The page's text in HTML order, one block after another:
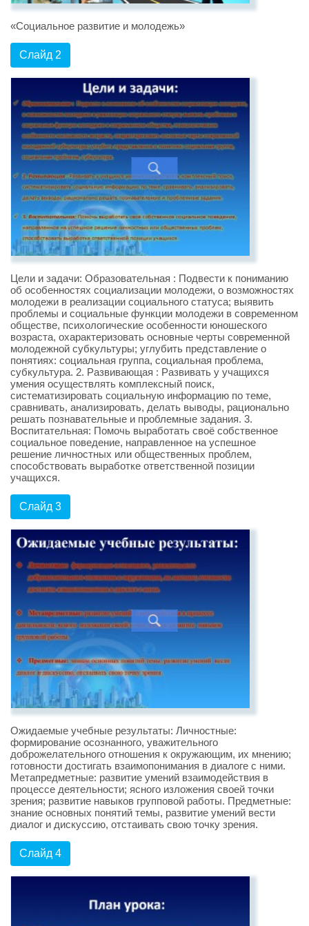
«Социальное развитие и молодежь»
Слайд 2
Цели и задачи: Образовательная : Подвести к пониманию
об особенностях социализации молодежи, о возможностях
молодежи в реализации социального статуса; выявить
проблемы и социальные функции молодежи в современном
обществе, психологические особенности юношеского
возраста, охарактеризовать основные черты современной
молодежной субкультуры; углубить представление о
понятиях: социальная группа, социальная проблема,
субкультура. 2. Развивающая : Развивать у учащихся
умения осуществлять комплексный поиск,
систематизировать социальную информацию по теме,
сравнивать, анализировать, делать выводы, рационально
решать познавательные и проблемные задания. 3.
Воспитательная: Помочь выработать своё собственное
социальное поведение, направленное на успешное
решение личностных или общественных проблем,
способствовать выработке ответственной позиции
учащихся.
Слайд 3
Ожидаемые учебные результаты: Личностные:
формирование осознанного, уважительного
доброжелательного отношения к окружающим, их мнению;
готовности достигать взаимопонимания в диалоге с ними.
Метапредметные: развитие умений взаимодействия в
процессе деятельности; ясного изложения своей точки
зрения; развитие навыков групповой работы. Предметные:
знание основных понятий темы, развитие умений вести
диалог и дискуссию, отстаивать свою точку зрения.
Слайд 4